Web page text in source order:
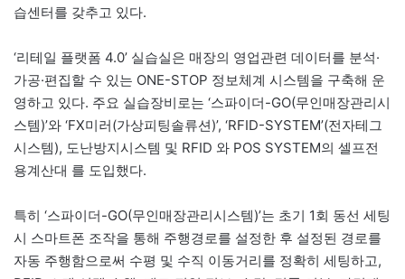
습센터를 갖추고 있다.
‘리테일 플랫폼 4.0’ 실습실은 매장의 영업관련 데이터를 분석·
가공·편집할 수 있는 ONE-STOP 정보체계 시스템을 구축해 운
영하고 있다. 주요 실습장비로는 ‘스파이더-GO(무인매장관리시
스템)’와 ‘FX미러(가상피팅솔류션)’, ‘RFID-SYSTEM’(전자테그
시스템), 도난방지시스템 및 RFID 와 POS SYSTEM의 셀프전
용계산대 를 도입했다.
특히 ‘스파이더-GO(무인매장관리시스템)’는 초기 1회 동선 세팅
시 스마트폰 조작을 통해 주행경로를 설정한 후 설정된 경로를
자동 주행함으로써 수평 및 수직 이동거리를 정확히 세팅하고,